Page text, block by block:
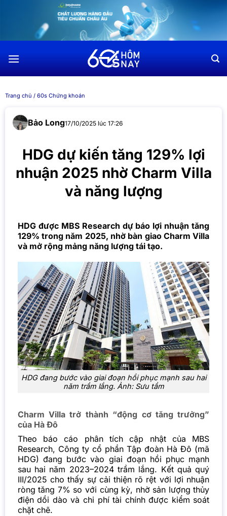
dung
Trang chủ / 60s Chứng khoán
Bảo Long17/10/2025 lúc 17:26
HDG dự kiến tăng 129% lợi
nhuận 2025 nhờ Charm Villa
và năng lượng
HDG được MBS Research dự báo lợi nhuận tăng
129% trong năm 2025, nhờ bàn giao Charm Villa
và mở rộng mảng năng lượng tái tạo.
HDG đang bước vào giai đoạn hồi phục mạnh sau hai
năm trầm lắng. Ảnh: Sưu tầm
Charm Villa trở thành “động cơ tăng trưởng”
của Hà Đô
Theo báo cáo phân tích cập nhật của MBS
Research, Công ty cổ phần Tập đoàn Hà Đô (mã
HDG) đang bước vào giai đoạn hồi phục mạnh
sau hai năm 2023–2024 trầm lắng. Kết quả quý
III/2025 cho thấy sự cải thiện rõ rệt với lợi nhuận
ròng tăng 7% so với cùng kỳ, nhờ sản lượng thủy
điện dồi dào và chi phí tài chính được kiểm soát
chặt chẽ.